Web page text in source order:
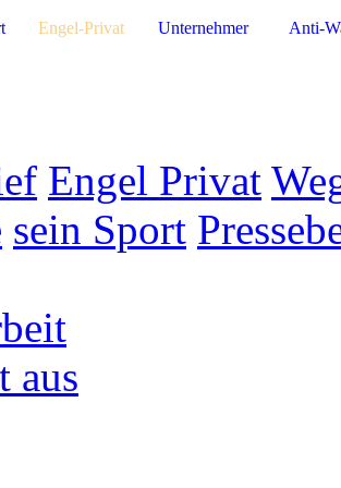
Engel Privat
sein Sport
aus
Engel-Privat Unternehmer Anti-